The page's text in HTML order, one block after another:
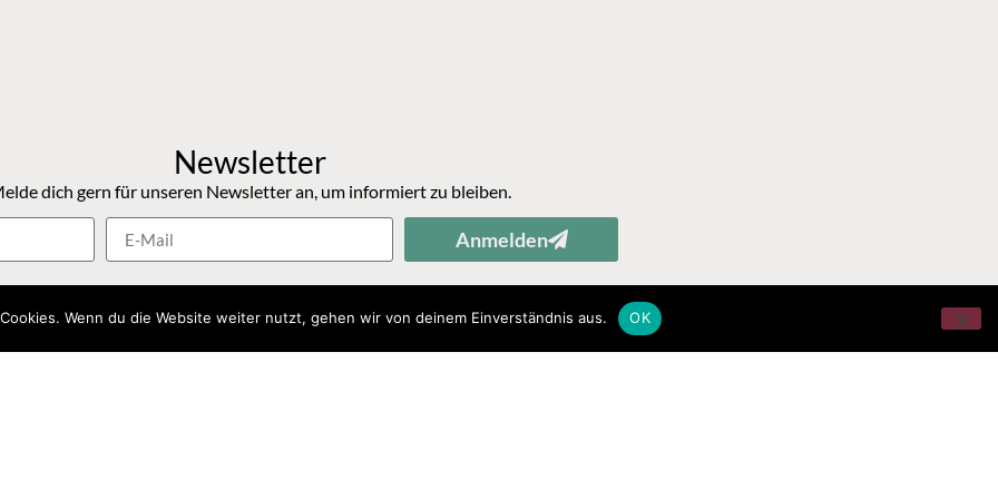
Newsletter
dich gern für unseren Newsletter an, um informiert zu bleiben.
Anmelden
Wenn du die Website weiter nutzt, gehen wir von deinem Einverständnis aus. OK